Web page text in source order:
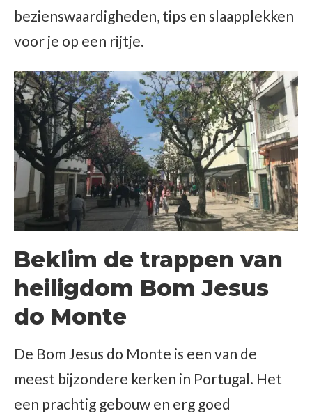
bezienswaardigheden, tips en slaapplekken
voor je op een rijtje.
Beklim de trappen van
heiligdom Bom Jesus
do Monte
De Bom Jesus do Monte is een van de
meest bijzondere kerken in Portugal. Het
een prachtig gebouw en erg goed